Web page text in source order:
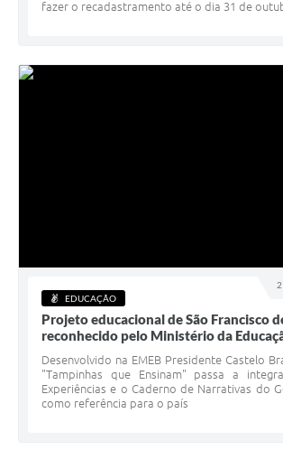
fazer o recadastramento até o dia 31 de
EDUCAÇÃO
Projeto educacional de São Francisco
reconhecido pelo Ministério da
Desenvolvido na EMEB Presidente Castelo
"Tampinhas que Ensinam" passa a
Experiências e o Caderno de Narrativas do
como referência para o país